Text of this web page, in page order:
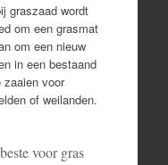
graszaad wordt
om een ​​grasmat
om een ​​nieuw
in een bestaand
voor
of weilanden.
voor gras